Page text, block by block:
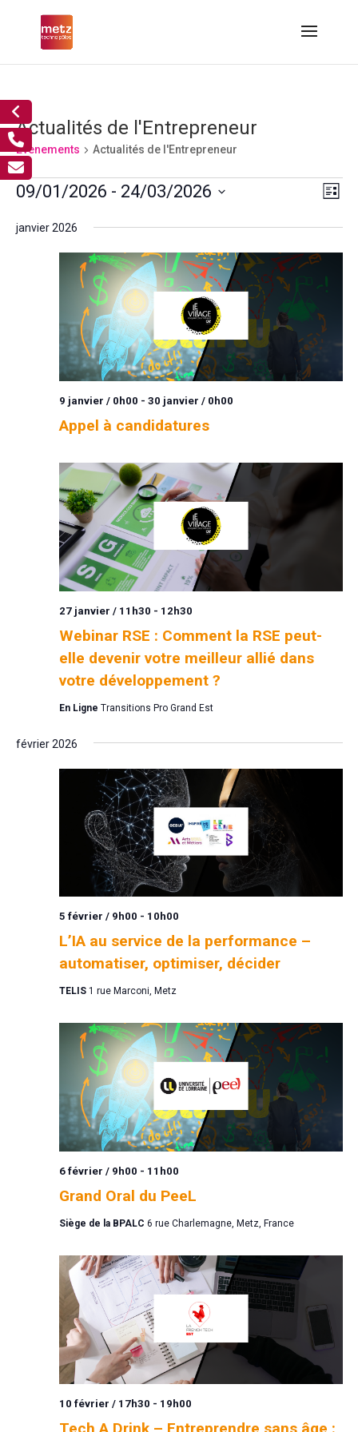
Actualités de l'Entrepreneur
Évènements Actualités de l'Entrepreneur
Évènements
de
Liste
09/01/2026 - 24/03/2026
janvier 2026
Appel à candidatures
9 janvier / 0h00 - 30 janvier / 0h00
Webinar RSE : Comment la RSE peut-
elle devenir votre meilleur allié dans
votre développement ?
27 janvier / 11h30 - 12h30
En Ligne Transitions Pro Grand Est
février 2026
L’IA au service de la performance –
automatiser, optimiser, décider
5 février / 9h00 - 10h00
TELIS 1 rue Marconi, Metz
Grand Oral du PeeL
6 février / 9h00 - 11h00
Siège de la BPALC 6 rue Charlemagne, Metz, France
10 février / 17h30 - 19h00